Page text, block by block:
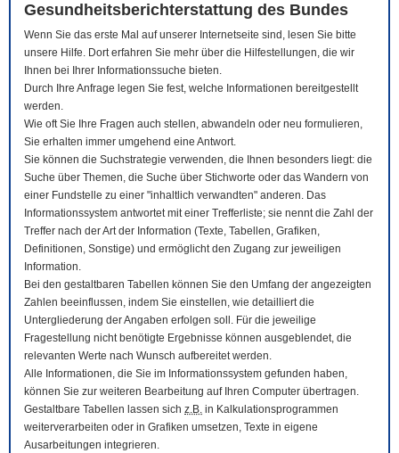
Gesundheitsberichterstattung des Bundes
Wenn Sie das erste Mal auf unserer Internetseite sind, lesen Sie bitte
unsere Hilfe. Dort erfahren Sie mehr über die Hilfestellungen, die wir
Ihnen bei Ihrer Informationssuche bieten.
Durch Ihre Anfrage legen Sie fest, welche Informationen bereitgestellt
werden.
Wie oft Sie Ihre Fragen auch stellen, abwandeln oder neu formulieren,
Sie erhalten immer umgehend eine Antwort.
Sie können die Suchstrategie verwenden, die Ihnen besonders liegt: die
Suche über Themen, die Suche über Stichworte oder das Wandern von
einer Fundstelle zu einer "inhaltlich verwandten" anderen. Das
Informationssystem antwortet mit einer Trefferliste; sie nennt die Zahl der
Treffer nach der Art der Information (Texte, Tabellen, Grafiken,
Definitionen, Sonstige) und ermöglicht den Zugang zur jeweiligen
Information.
Bei den gestaltbaren Tabellen können Sie den Umfang der angezeigten
Zahlen beeinflussen, indem Sie einstellen, wie detailliert die
Untergliederung der Angaben erfolgen soll. Für die jeweilige
Fragestellung nicht benötigte Ergebnisse können ausgeblendet, die
relevanten Werte nach Wunsch aufbereitet werden.
Alle Informationen, die Sie im Informationssystem gefunden haben,
können Sie zur weiteren Bearbeitung auf Ihren Computer übertragen.
Gestaltbare Tabellen lassen sich z.B. in Kalkulationsprogrammen
weiterverarbeiten oder in Grafiken umsetzen, Texte in eigene
Ausarbeitungen integrieren.